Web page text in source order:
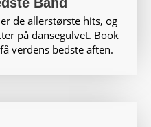
de allerstørste hits, og
på dansegulvet. Book
verdens bedste aften.